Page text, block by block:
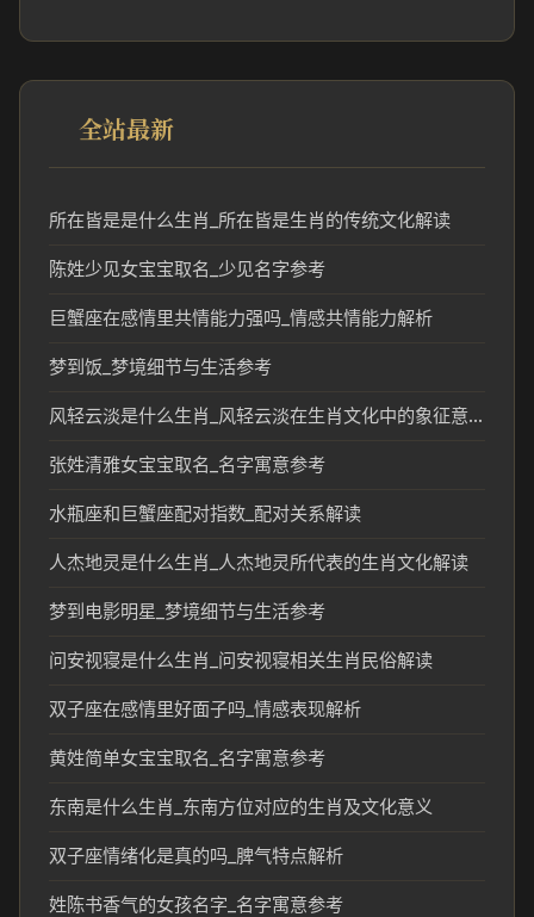
全站最新
所在皆是是什么生肖_所在皆是生肖的传统文化解读
陈姓少见女宝宝取名_少见名字参考
巨蟹座在感情里共情能力强吗_情感共情能力解析
梦到饭_梦境细节与生活参考
风轻云淡是什么生肖_风轻云淡在生肖文化中的象征意义
张姓清雅女宝宝取名_名字寓意参考
水瓶座和巨蟹座配对指数_配对关系解读
人杰地灵是什么生肖_人杰地灵所代表的生肖文化解读
梦到电影明星_梦境细节与生活参考
问安视寝是什么生肖_问安视寝相关生肖民俗解读
双子座在感情里好面子吗_情感表现解析
黄姓简单女宝宝取名_名字寓意参考
东南是什么生肖_东南方位对应的生肖及文化意义
双子座情绪化是真的吗_脾气特点解析
姓陈书香气的女孩名字_名字寓意参考